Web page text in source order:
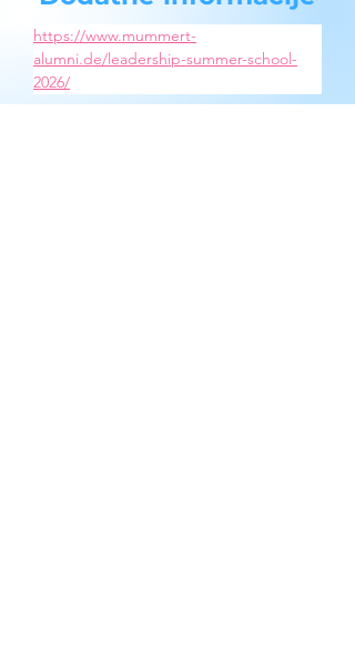
https://www.mummert-
alumni.de/leadership-summer-school-
2026/